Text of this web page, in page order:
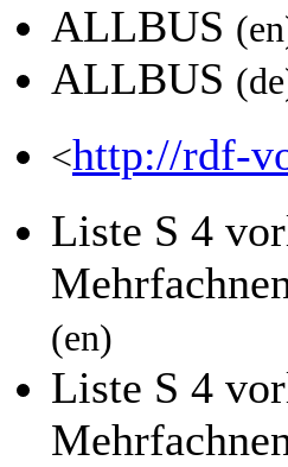
ALLBUS
ALLBUS
<http://rdf-
Liste S 4
(en)
Liste S 4